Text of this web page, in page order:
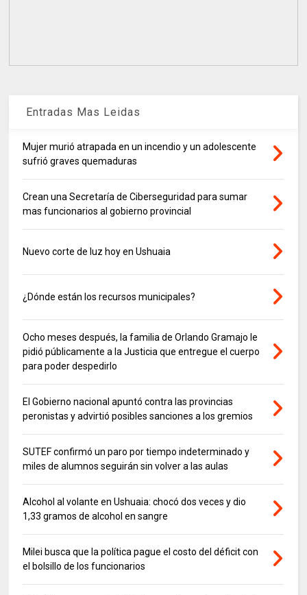
Entradas Mas Leidas
Mujer murió atrapada en un incendio y un adolescente
sufrió graves quemaduras
Crean una Secretaría de Ciberseguridad para sumar
mas funcionarios al gobierno provincial
Nuevo corte de luz hoy en Ushuaia
¿Dónde están los recursos municipales?
Ocho meses después, la familia de Orlando Gramajo le
pidió públicamente a la Justicia que entregue el cuerpo
para poder despedirlo
El Gobierno nacional apuntó contra las provincias
peronistas y advirtió posibles sanciones a los gremios
SUTEF confirmó un paro por tiempo indeterminado y
miles de alumnos seguirán sin volver a las aulas
Alcohol al volante en Ushuaia: chocó dos veces y dio
1,33 gramos de alcohol en sangre
Milei busca que la política pague el costo del déficit con
el bolsillo de los funcionarios